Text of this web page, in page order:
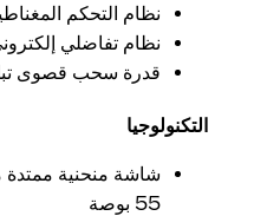
نظام التحكم
نظام تفاضلي
قدرة سحب قصوى تبلغ 3,266
التكنولوجيا
شاشة منحنية ممتدة
55 بوصة